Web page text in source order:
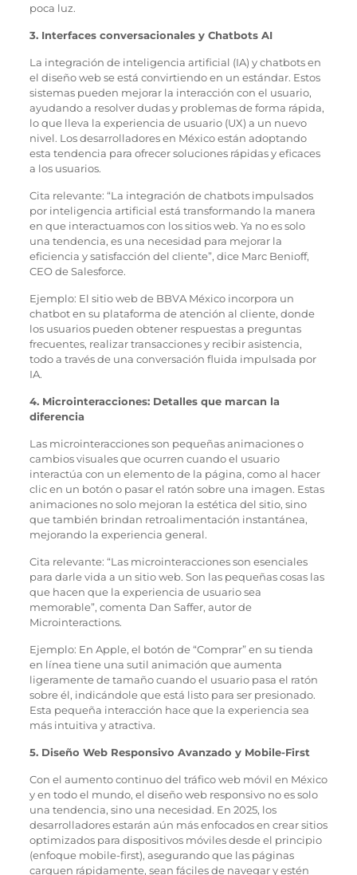
poca luz.
3. Interfaces conversacionales y Chatbots AI
La integración de inteligencia artificial (IA) y chatbots en
el diseño web se está convirtiendo en un estándar. Estos
sistemas pueden mejorar la interacción con el usuario,
ayudando a resolver dudas y problemas de forma rápida,
lo que lleva la experiencia de usuario (UX) a un nuevo
nivel. Los desarrolladores en México están adoptando
esta tendencia para ofrecer soluciones rápidas y eficaces
a los usuarios.
Cita relevante: “La integración de chatbots impulsados
por inteligencia artificial está transformando la manera
en que interactuamos con los sitios web. Ya no es solo
una tendencia, es una necesidad para mejorar la
eficiencia y satisfacción del cliente”, dice Marc Benioff,
CEO de Salesforce.
Ejemplo: El sitio web de BBVA México incorpora un
chatbot en su plataforma de atención al cliente, donde
los usuarios pueden obtener respuestas a preguntas
frecuentes, realizar transacciones y recibir asistencia,
todo a través de una conversación fluida impulsada por
IA.
4. Microinteracciones: Detalles que marcan la
diferencia
Las microinteracciones son pequeñas animaciones o
cambios visuales que ocurren cuando el usuario
interactúa con un elemento de la página, como al hacer
clic en un botón o pasar el ratón sobre una imagen. Estas
animaciones no solo mejoran la estética del sitio, sino
que también brindan retroalimentación instantánea,
mejorando la experiencia general.
Cita relevante: “Las microinteracciones son esenciales
para darle vida a un sitio web. Son las pequeñas cosas las
que hacen que la experiencia de usuario sea
memorable”, comenta Dan Saffer, autor de
Microinteractions.
Ejemplo: En Apple, el botón de “Comprar” en su tienda
en línea tiene una sutil animación que aumenta
ligeramente de tamaño cuando el usuario pasa el ratón
sobre él, indicándole que está listo para ser presionado.
Esta pequeña interacción hace que la experiencia sea
más intuitiva y atractiva.
5. Diseño Web Responsivo Avanzado y Mobile-First
Con el aumento continuo del tráfico web móvil en México
y en todo el mundo, el diseño web responsivo no es solo
una tendencia, sino una necesidad. En 2025, los
desarrolladores estarán aún más enfocados en crear sitios
optimizados para dispositivos móviles desde el principio
(enfoque mobile-first), asegurando que las páginas
carguen rápidamente, sean fáciles de navegar y estén